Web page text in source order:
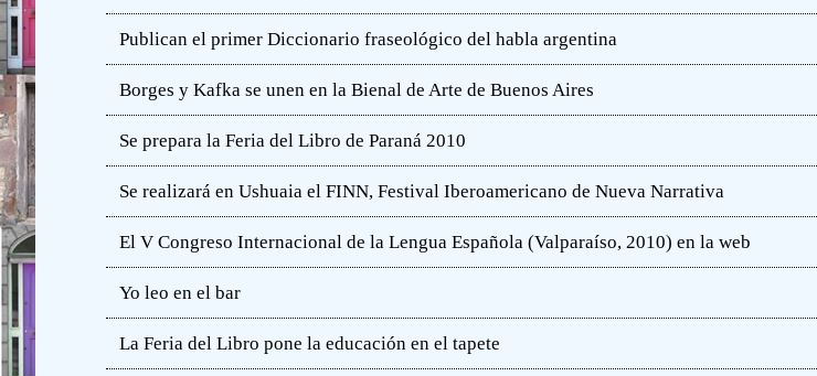
Publican el primer Diccionario fraseológico del habla argentina
Borges y Kafka se unen en la Bienal de Arte de Buenos Aires
Se prepara la Feria del Libro de Paraná 2010
Se realizará en Ushuaia el FINN, Festival Iberoamericano de Nueva Narrativa
El V Congreso Internacional de la Lengua Española (Valparaíso, 2010) en la web
Yo leo en el bar
La Feria del Libro pone la educación en el tapete